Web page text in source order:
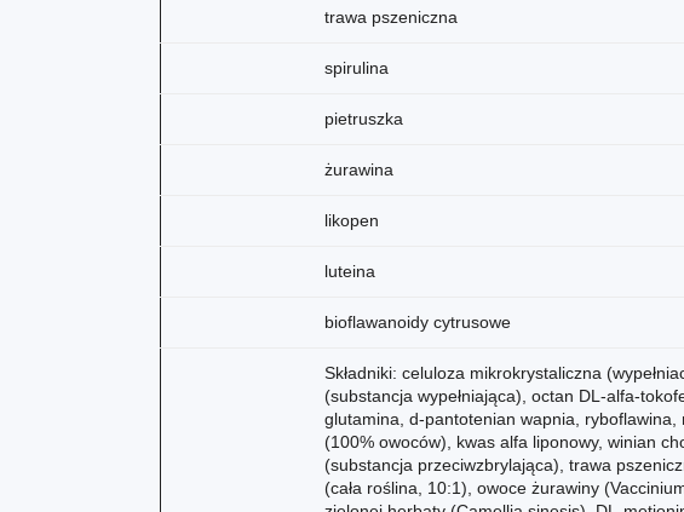
trawa pszeniczna
spirulina
pietruszka
żurawina
likopen
luteina
bioflawanoidy cytrusowe
Składniki: celuloza mikrokrystaliczna
(substancja wypełniająca), octan DL-alfa-
glutamina, d-pantotenian wapnia,
(100% owoców), kwas alfa liponowy, winian
(substancja przeciwzbrylająca), trawa
(cała roślina, 10:1), owoce żurawiny